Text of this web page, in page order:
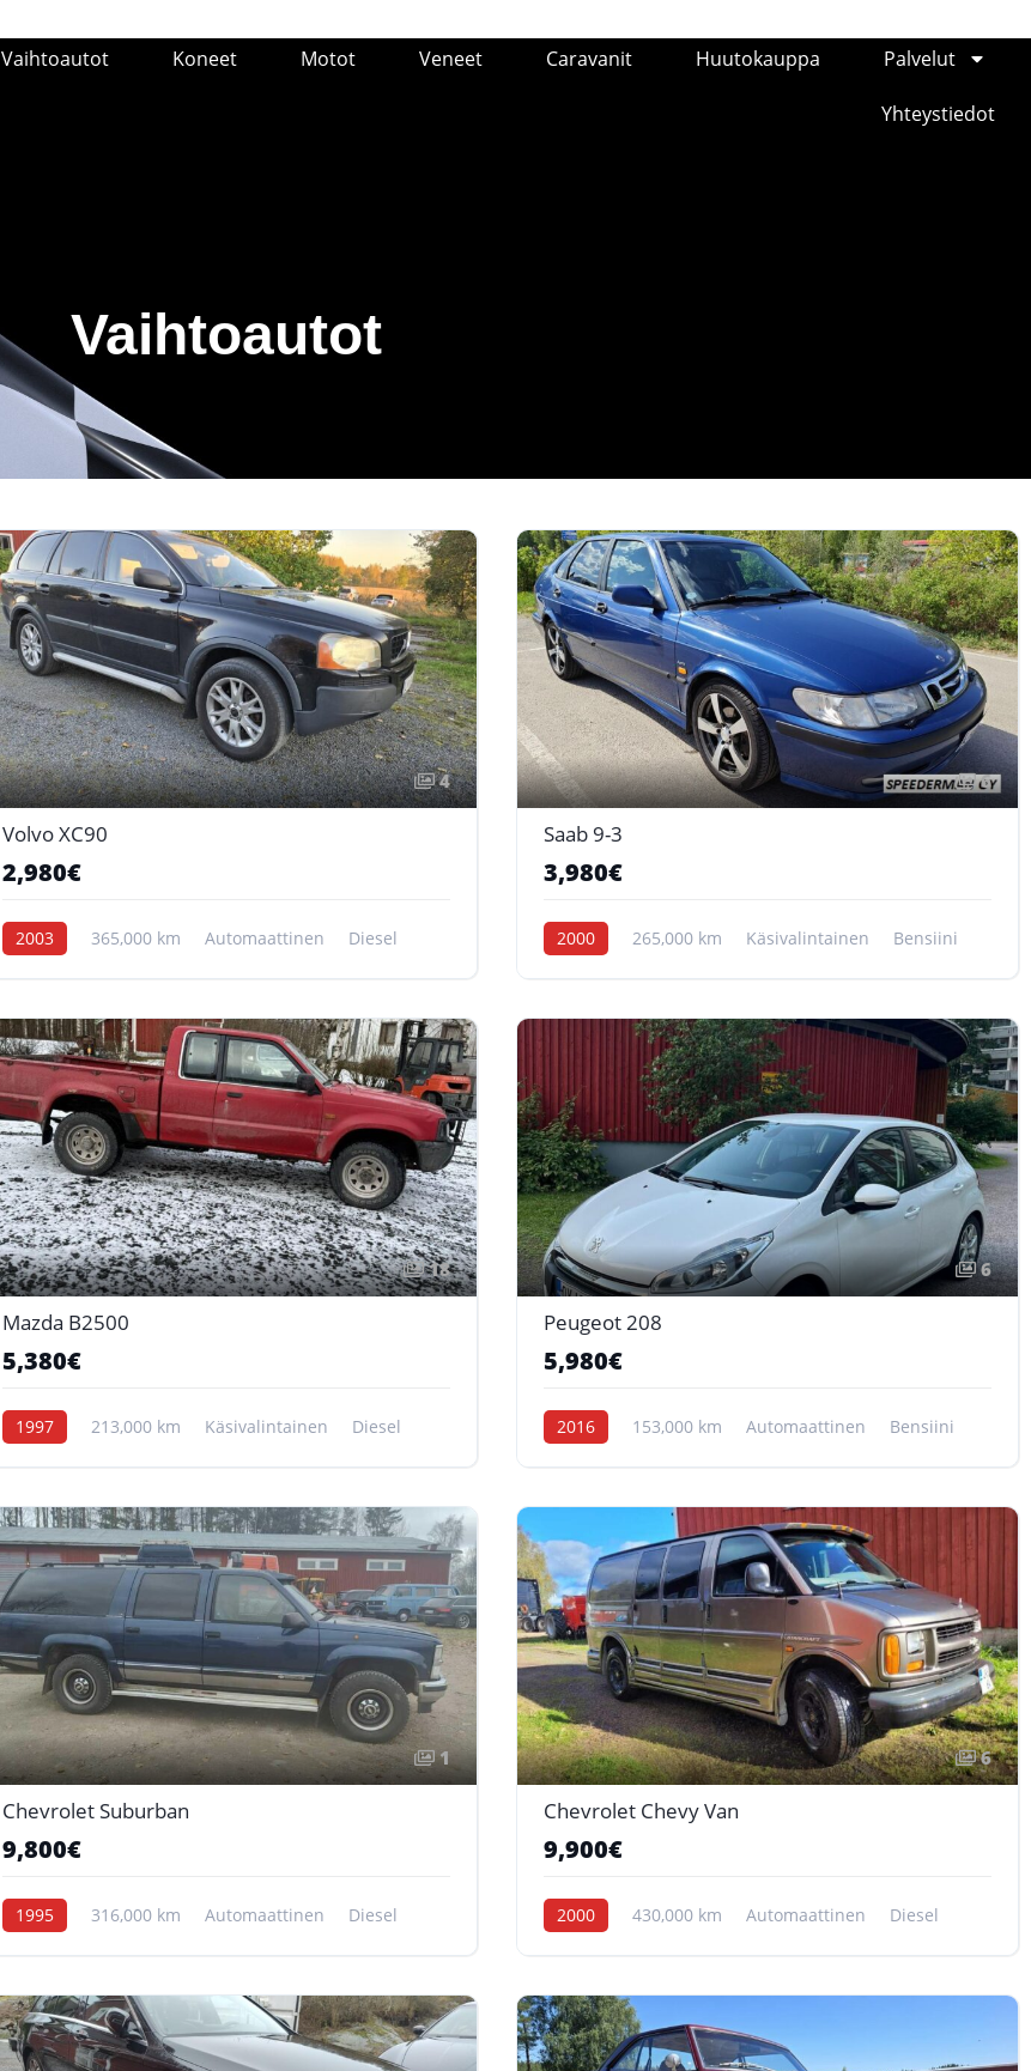
Vaihtoautot Koneet Motot Veneet Caravanit Huutokauppa Palvelut
Yhteystiedot
Vaihtoautot
4
Volvo XC90
2,980€
2003 365,000 km Automaattinen Diesel
6
Saab 9-3
3,980€
2000 265,000 km Käsivalintainen Bensiini
18
Mazda B2500
5,380€
1997 213,000 km Käsivalintainen Diesel
6
Peugeot 208
5,980€
2016 153,000 km Automaattinen Bensiini
1
Chevrolet Suburban
9,800€
1995 316,000 km Automaattinen Diesel
6
Chevrolet Chevy Van
9,900€
2000 430,000 km Automaattinen Diesel